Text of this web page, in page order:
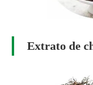
Extrato de